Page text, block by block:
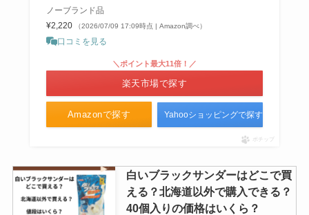
ノーブランド品
¥2,220
（2026/07/09 17:09時点 | Amazon調べ）
口コミを見る
Amazonで探す
＼ポイント最大11倍！／
楽天市場で探す
Yahooショッピングで探す
ポチップ
白いブラックサンダーはどこで買
える？北海道以外で購入できる？
40個入りの価格はいくら？